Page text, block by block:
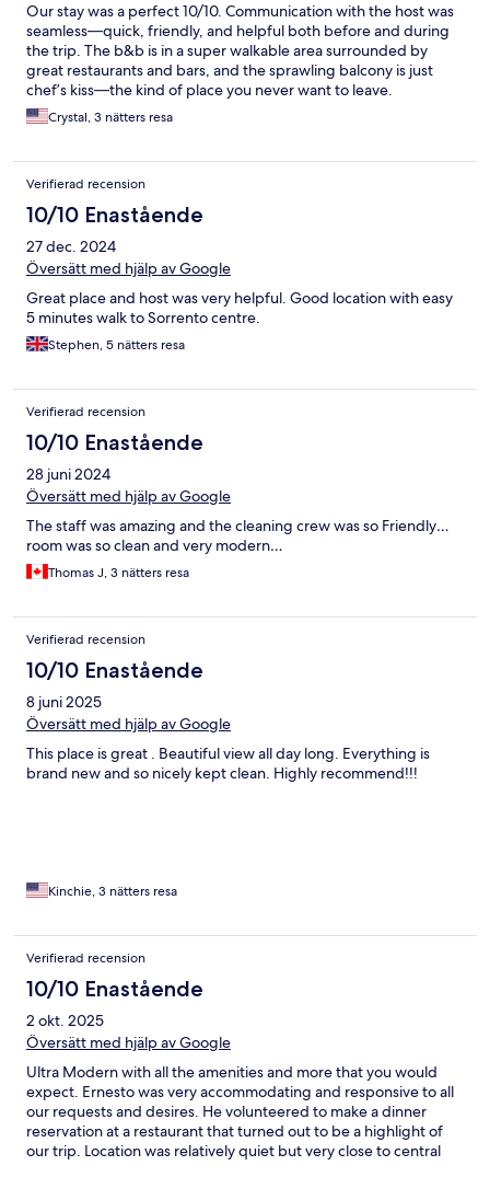
Our stay was a perfect 10/10. Communication with the host was
seamless—quick, friendly, and helpful both before and during
the trip. The b&b is in a super walkable area surrounded by
great restaurants and bars, and the sprawling balcony is just
chef’s kiss—the kind of place you never want to leave.
Everything was exactly as described (if not better). Would
absolutely stay here again!
Crystal, 3 nätters resa
Verifierad recension
10/10 Enastående
27 dec. 2024
Översätt med hjälp av Google
Great place and host was very helpful. Good location with easy
5 minutes walk to Sorrento centre.
Stephen, 5 nätters resa
Verifierad recension
10/10 Enastående
28 juni 2024
Översätt med hjälp av Google
The staff was amazing and the cleaning crew was so Friendly…
room was so clean and very modern…
Thomas J, 3 nätters resa
Verifierad recension
10/10 Enastående
8 juni 2025
Översätt med hjälp av Google
This place is great . Beautiful view all day long. Everything is
brand new and so nicely kept clean. Highly recommend!!!
Kinchie, 3 nätters resa
Verifierad recension
10/10 Enastående
2 okt. 2025
Översätt med hjälp av Google
Ultra Modern with all the amenities and more that you would
expect. Ernesto was very accommodating and responsive to all
our requests and desires. He volunteered to make a dinner
reservation at a restaurant that turned out to be a highlight of
our trip. Location was relatively quiet but very close to central